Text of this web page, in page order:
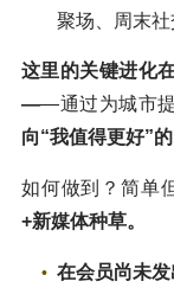
聚场、周末社
这里的关键进化
——通过为城市
向“我值得更好”的
如何做到？简单
+新媒体种草。
在会员尚未